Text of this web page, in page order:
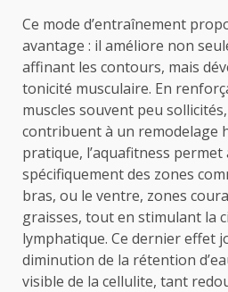
Ce mode d’entraînement
avantage : il améliore non
affinant les contours, mais
tonicité musculaire. En
muscles souvent peu
contribuent à un remodelage
pratique, l’aquafitness permet
spécifiquement des zones
bras, ou le ventre, zones
graisses, tout en stimulant la
lymphatique. Ce dernier effet
diminution de la rétention
visible de la cellulite, tant